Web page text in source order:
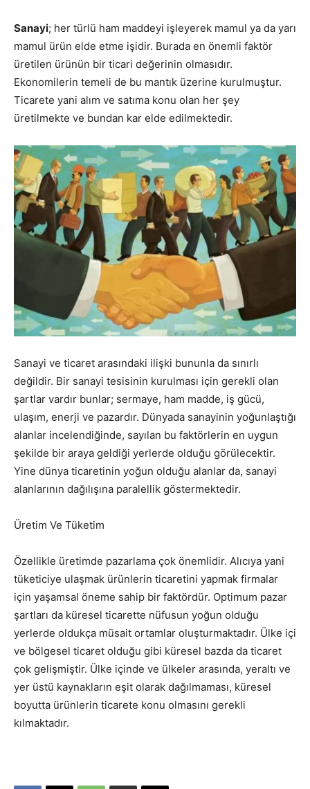
Sanayi; her türlü ham maddeyi işleyerek mamul ya da yarı
mamul ürün elde etme işidir. Burada en önemli faktör
üretilen ürünün bir ticari değerinin olmasıdır.
Ekonomilerin temeli de bu mantık üzerine kurulmuştur.
Ticarete yani alım ve satıma konu olan her şey
üretilmekte ve bundan kar elde edilmektedir.
Sanayi ve ticaret arasındaki ilişki bununla da sınırlı
değildir. Bir sanayi tesisinin kurulması için gerekli olan
şartlar vardır bunlar; sermaye, ham madde, iş gücü,
ulaşım, enerji ve pazardır. Dünyada sanayinin yoğunlaştığı
alanlar incelendiğinde, sayılan bu faktörlerin en uygun
şekilde bir araya geldiği yerlerde olduğu görülecektir.
Yine dünya ticaretinin yoğun olduğu alanlar da, sanayi
alanlarının dağılışına paralellik göstermektedir.
Üretim Ve Tüketim
Özellikle üretimde pazarlama çok önemlidir. Alıcıya yani
tüketiciye ulaşmak ürünlerin ticaretini yapmak firmalar
için yaşamsal öneme sahip bir faktördür. Optimum pazar
şartları da küresel ticarette nüfusun yoğun olduğu
yerlerde oldukça müsait ortamlar oluşturmaktadır. Ülke içi
ve bölgesel ticaret olduğu gibi küresel bazda da ticaret
çok gelişmiştir. Ülke içinde ve ülkeler arasında, yeraltı ve
yer üstü kaynakların eşit olarak dağılmaması, küresel
boyutta ürünlerin ticarete konu olmasını gerekli
kılmaktadır.